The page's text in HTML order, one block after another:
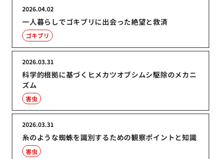
一人暮らしでゴキブリに出会った絶望と救済
2026.04.02
ゴキブリ
科学的根拠に基づくヒメカツオブシムシ駆除のメカニ
ズム
2026.03.31
害虫
糸のような蜘蛛を識別するための観察ポイントと知識
2026.03.31
害虫